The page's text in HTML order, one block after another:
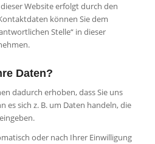
Website erfolgt durch den
können Sie dem
Stelle“ in dieser
Daten?
dadurch erhoben, dass Sie uns
es sich z. B. um Daten handeln, die
oder nach Ihrer Einwilligung